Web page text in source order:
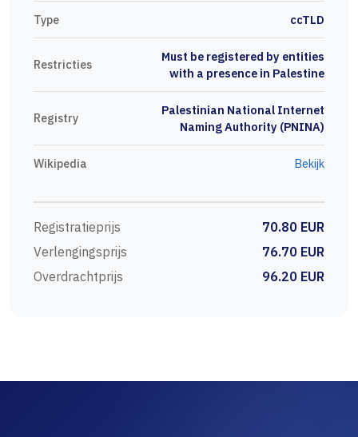
Type ccTLD
Restricties
Must be registered by entities
with a presence in Palestine
Registry
Palestinian National Internet
Naming Authority (PNINA)
Wikipedia Bekijk
Registratieprijs
70.80 EUR
Verlengingsprijs
76.70 EUR
Overdrachtprijs
96.20 EUR